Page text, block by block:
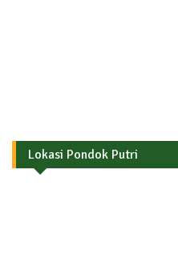
Lokasi Pondok Putri